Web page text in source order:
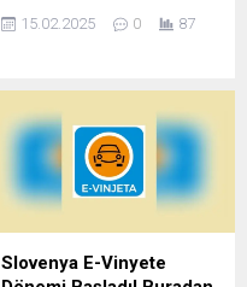
km olup süre olarak yaklaşık
ulaşabilirsiniz. Seyehat
edeceğiniz zaman
Pasaportunuzdan sonra
mutlaka Sılakeş
Aplikasyonlarını indirmeniz.
Radyo Sılakeş’de Yol
boyunca 24 saat Müzik, Sınır
15.02.2025 0 87
Slovenya E-Vinyete